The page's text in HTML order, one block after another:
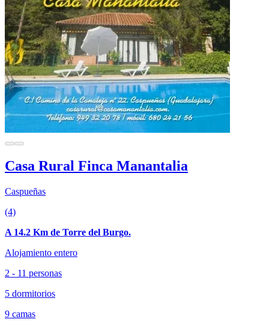
Casa Rural Finca Manantalia
Caspueñas
(4)
A 14.2 Km de Torre del Burgo.
Alojamiento entero
2 - 11 personas
5 dormitorios
9 camas